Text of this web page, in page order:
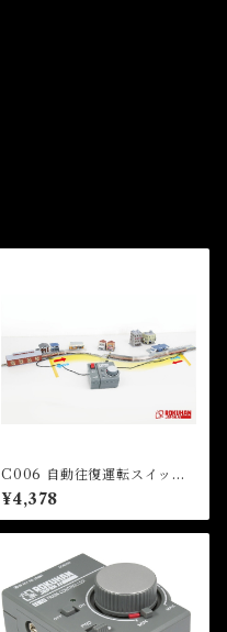
C006 自動往復運転スイッチ
(SWITCH BACK CONTRO
LLER)
¥4,378